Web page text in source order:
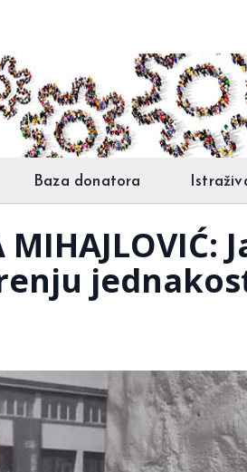
Baza donatora